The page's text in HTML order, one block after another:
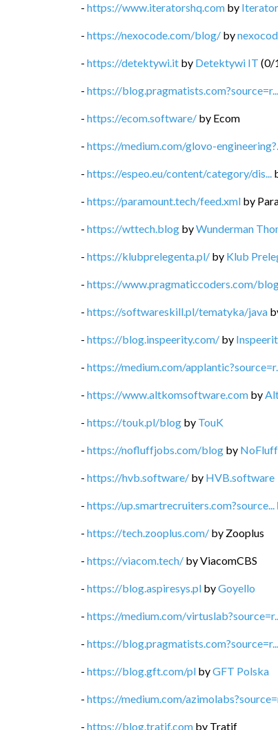
- https://www.iteratorshq.com by
- https://nexocode.com/blog/ by
- https://detektywi.it by Detektywi IT (0/
- https://blog.pragmatists.com?source=r...
- https://ecom.software/ by Ecom
- https://medium.com/glovo-
- https://espeo.eu/content/category/dis...
- https://paramount.tech/feed.xml by
- https://wttech.blog byWunderman
- https://klubprelegenta.pl/ by Klub
- https://www.pragmaticcoders.com/
- https://softwareskill.pl/tematyka/java
- https://blog.inspeerity.com/ by
- https://medium.com/
- https://www.altkomsoftware.com by
- https://touk.pl/blog by TouK
- https://nofluffjobs.com/blog by
- https://hvb.software/ by HVB.software
- https://up.smartrecruiters.com?source...
- https://tech.zooplus.com/ by Zooplus
- https://viacom.tech/ byViacomCBS
- https://blog.aspiresys.pl byGoyello
- https://medium.com/
- https://blog.pragmatists.com?source=r...
- https://blog.gft.com/pl byGFT Polska
- https://medium.com/
- https://blog.tratif.com by Tratif